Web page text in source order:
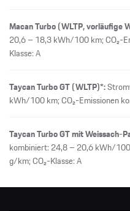
Macan Turbo (WLTP, vorläufige
20,6 – 18,3 kWh/100 km; CO₂-
Klasse: A
Taycan Turbo GT (WLTP)*:
kWh/100 km; CO₂-Emissionen
Taycan Turbo GT mit Weissach-
kombiniert: 24,8 – 20,6 kWh/
g/km; CO₂-Klasse: A